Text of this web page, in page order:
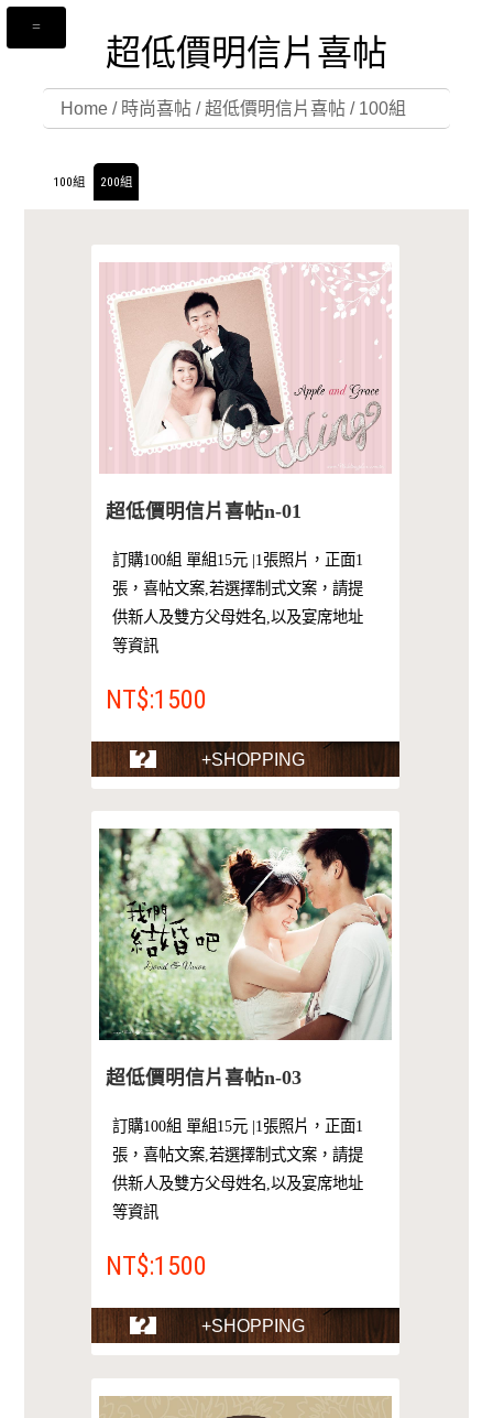
超低價明信片喜帖
Home/ 時尚喜帖/超低價明信片喜帖/ 100組
100組 200組
超低價明信片喜帖n-01
訂購100組 單組15元 |1張照片，正面1
張，喜帖文案,若選擇制式文案，請提
供新人及雙方父母姓名,以及宴席地址
等資訊
NT$:1500
+SHOPPING
超低價明信片喜帖n-03
訂購100組 單組15元 |1張照片，正面1
張，喜帖文案,若選擇制式文案，請提
供新人及雙方父母姓名,以及宴席地址
等資訊
NT$:1500
+SHOPPING